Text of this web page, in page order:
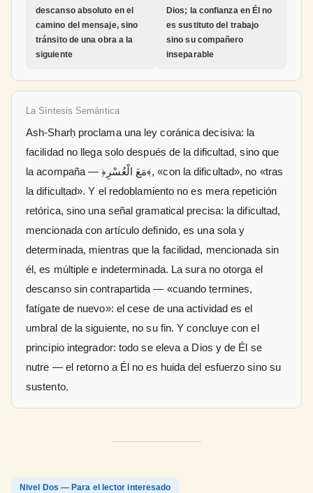
descanso absoluto en el
camino del mensaje, sino
tránsito de una obra a la
siguiente
Dios; la confianza en Él no
es sustituto del trabajo
sino su compañero
inseparable
La Síntesis Semántica
Ash-Sharḥ proclama una ley coránica decisiva: la
facilidad no llega solo después de la dificultad, sino que
la acompaña — ﴿مَعَ الْعُسْرِ﴾, «con la dificultad», no «tras
la dificultad». Y el redoblamiento no es mera repetición
retórica, sino una señal gramatical precisa: la dificultad,
mencionada con artículo definido, es una sola y
determinada, mientras que la facilidad, mencionada sin
él, es múltiple e indeterminada. La sura no otorga el
descanso sin contrapartida — «cuando termines,
fatígate de nuevo»: el cese de una actividad es el
umbral de la siguiente, no su fin. Y concluye con el
principio integrador: todo se eleva a Dios y de Él se
nutre — el retorno a Él no es huida del esfuerzo sino su
sustento.
Nivel Dos — Para el lector interesado